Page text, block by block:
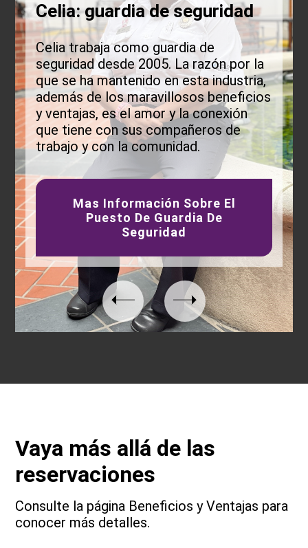
Celia: guardia de seguridad
Celia trabaja como guardia de
seguridad desde 2005. La razón por la
que se ha mantenido en esta industria,
además de los maravillosos beneficios
y ventajas, es el amor y la conexión
que tiene con sus compañeros de
trabajo y con la comunidad.
Mas Información Sobre El
Puesto De Guardia De
Seguridad
Vaya más allá de las
reservaciones
Consulte la página Beneficios y Ventajas para
conocer más detalles.